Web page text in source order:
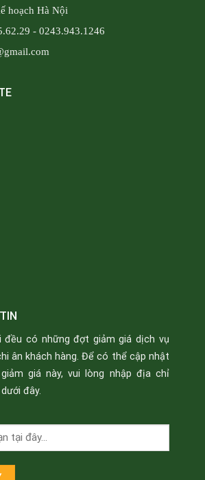
hoạch Hà Nội
- 0243.943.1246
đều có những đợt giảm giá dịch vụ
ân khách hàng. Để có thể cập nhật
giá này, vui lòng nhập địa chỉ
đây.